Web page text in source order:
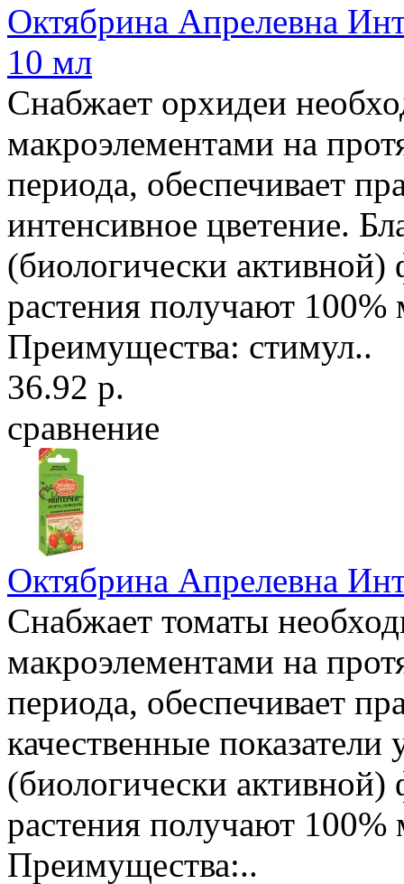
Октябрина Апрелевна
10 мл
Снабжает орхидеи
макроэлементами на
периода, обеспечивает
интенсивное цветение.
(биологически
растения получают
Преимущества: стимул..
36.92 р.
сравнение
Октябрина Апрелевна
Снабжает томаты
макроэлементами на
периода, обеспечивает
качественные
(биологически
растения получают
Преимущества:..